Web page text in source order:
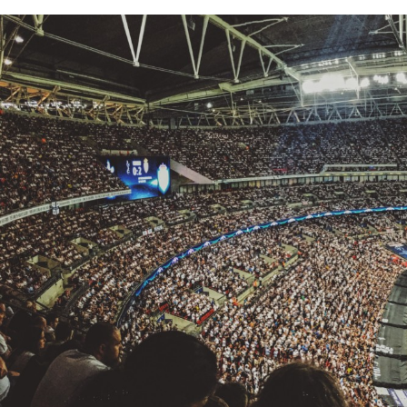
UNGLEICHHEIT UND
MACHT
EUROPA
jährige Zyklus ist
Zyklus ist ein
spätestens seit
1961).
Aber bereits seit
(für Deutschland
“frühen” Kieler
das auch noch in
Konjunktur 1994).
der
basierenden
Erst nach den
diesen
Wachstums